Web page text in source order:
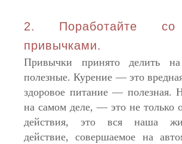
2. Поработайте со
привычками.
Привычки принято делить
полезные. Курение — это
здоровое питание — полезная.
на самом деле, — это не только
действия, это вся наша
действие, совершаемое на